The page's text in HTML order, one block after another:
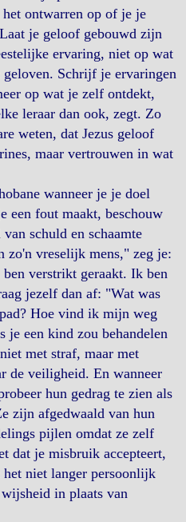
ontwarren op of je je
je geloof gebouwd zijn
ervaring, niet op wat
geloven. Schrijf je ervaringen
op wat je zelf ontdekt,
leraar dan ook, zegt. Zo
weten, dat Jezus geloof
maar vertrouwen in wat
wanneer je je doel
een fout maakt, beschouw
schuld en schaamte
zo'n vreselijk mens," zeg je:
verstrikt geraakt. Ik ben
jezelf dan af: "Wat was
Hoe vind ik mijn weg
je een kind zou behandelen
met straf, maar met
de veiligheid. En wanneer
hun gedrag te zien als
zijn afgedwaald van hun
pijlen omdat ze zelf
dat je misbruik accepteert,
niet langer persoonlijk
in plaats van